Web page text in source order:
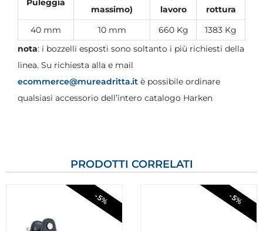
Puleggia
massimo)
lavoro
rottura
40 mm
10 mm 660 Kg
1383 Kg
nota: i bozzelli esposti sono soltanto i più richiesti della
linea. Su richiesta alla e mail
ecommerce@mureadritta.it è possibile ordinare
qualsiasi accessorio dell’intero catalogo Harken
PRODOTTI CORRELATI
-5% -5%